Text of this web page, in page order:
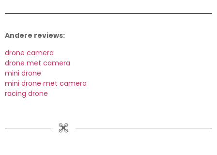
Andere reviews:
drone camera
drone met camera
mini drone
mini drone met camera
racing drone